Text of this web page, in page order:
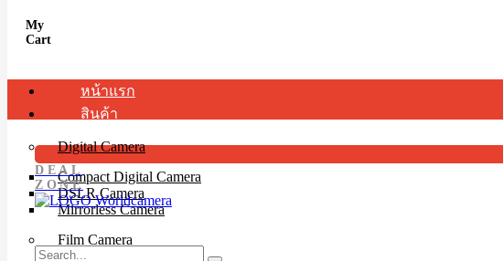
My
Cart
หน้าแรก
สินค้า
Digital Camera
Compact Digital Camera
DSLR Camera
Mirrorless Camera
Film Camera
DEAL
ZONE